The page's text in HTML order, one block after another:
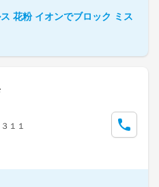
花粉 イオンでブロック ミス
１１